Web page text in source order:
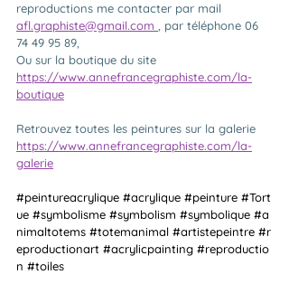
reproductions me contacter par mail
afl.graphiste@gmail.com
, par téléphone 06
74 49 95 89,
Ou sur la boutique du site
https://www.annefrancegraphiste.com/la-
boutique
Retrouvez toutes les peintures sur la galerie
https://www.annefrancegraphiste.com/la-
galerie
#peintureacrylique #acrylique #peinture #Tort
ue #symbolisme #symbolism #symbolique #a
nimaltotems #totemanimal #artistepeintre #r
eproductionart #acrylicpainting #reproductio
n #toiles